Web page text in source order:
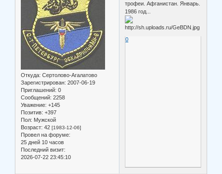
Откуда: Сертолово-Агалатово
Зарегистрирован: 2007-06-19
Приглашений: 0
Сообщений: 2258
Уважение: +145
Позитив: +397
Пол: Мужской
Возраст: 42 [1983-12-06]
Провел на форуме:
25 дней 10 часов
Последний визит:
2026-07-22 23:45:10
трофеи. Афганистан. Январь.
1986 год...
0